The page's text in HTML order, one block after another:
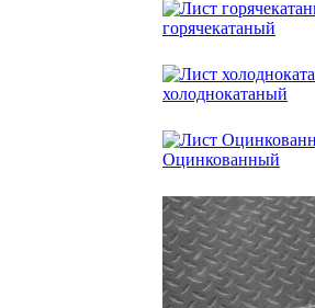
горячекатаный
холоднокатаный
Оцинкованный